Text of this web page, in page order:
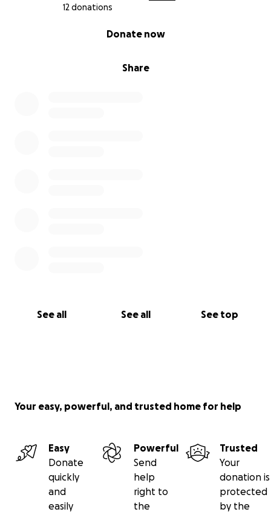
12 donations
Share
Donate now
See all See all See top
Your easy, powerful, and trusted home for help
Easy
Donate
quickly
and
easily
Powerful
Send
help
right to
the
Trusted
Your
donation is
protected
by the